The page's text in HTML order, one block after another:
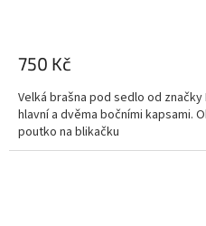
750 Kč
Velká brašna pod sedlo od
hlavní a dvěma bočními kapsami.
poutko na blikačku